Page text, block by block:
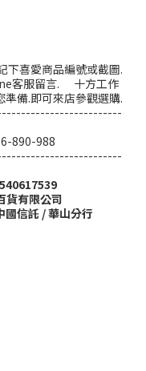
下喜愛商品編號或截圖.
客服留言. 十方工作
準備.即可來店參觀選購.
0926-890-988
貨有限公司
國信託 / 華山分行